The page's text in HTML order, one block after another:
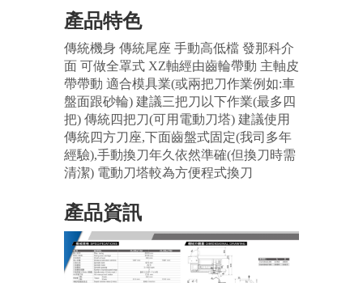
產品特色
傳統機身 傳統尾座 手動高低檔 發那科介
面 可做全罩式 XZ軸經由齒輪帶動 主軸皮
帶帶動 適合模具業(或兩把刀作業例如:車
盤面跟砂輪) 建議三把刀以下作業(最多四
把) 傳統四把刀(可用電動刀塔) 建議使用
傳統四方刀座,下面齒盤式固定(我司多年
經驗),手動換刀年久依然準確(但換刀時需
清潔) 電動刀塔較為方便程式換刀
產品資訊